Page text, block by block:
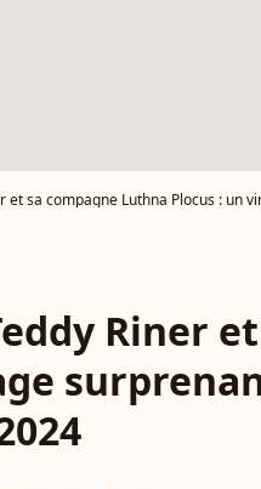
et sa compagne Luthna Plocus : un
Riner